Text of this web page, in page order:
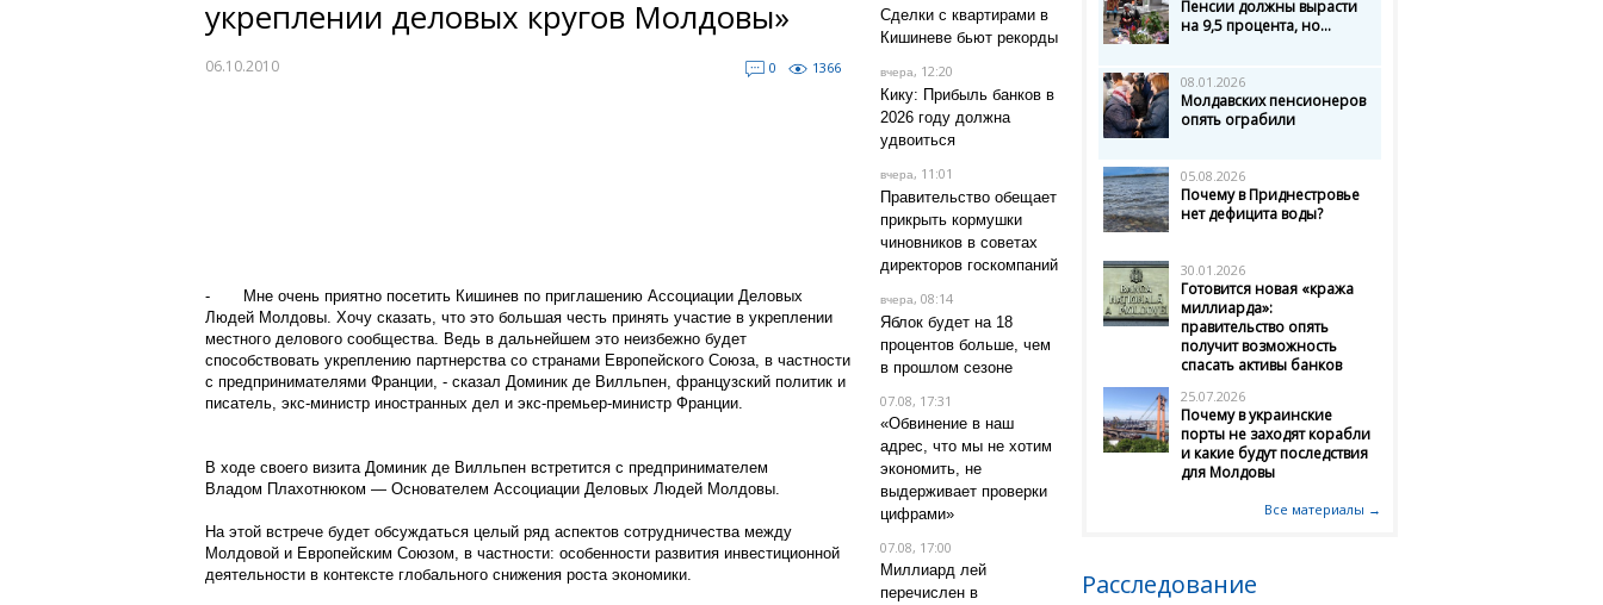
укреплении деловых кругов Молдовы»
06.10.2010 0 1366
-
Мне очень приятно посетить Кишинев по приглашению Ассоциации Деловых
Людей Молдовы. Хочу сказать, что это большая честь принять участие в укреплении
местного делового сообщества. Ведь в дальнейшем это неизбежно будет
способствовать укреплению партнерства со странами Европейского Союза, в частности
с предпринимателями Франции, - сказал Доминик де Вилльпен, французский политик и
писатель, экс-министр иностранных дел и экс-премьер-министр Франции.
В ходе своего визита Доминик де Вилльпен встретится с предпринимателем
Владом Плахотнюком — Основателем Ассоциации Деловых Людей Молдовы.
На этой встрече будет обсуждаться целый ряд аспектов сотрудничества между
Молдовой и Европейским Союзом, в частности: особенности развития инвестиционной
деятельности в контексте глобального снижения роста экономики.
Сделки с квартирами в
Кишиневе бьют рекорды
вчера, 12:20
Кику: Прибыль банков в
2026 году должна
удвоиться
вчера, 11:01
Правительство обещает
прикрыть кормушки
чиновников в советах
директоров госкомпаний
вчера, 08:14
Яблок будет на 18
процентов больше, чем
в прошлом сезоне
07.08, 17:31
«Обвинение в наш
адрес, что мы не хотим
экономить, не
выдерживает проверки
цифрами»
07.08, 17:00
Миллиард лей
перечислен в
Пенсии должны вырасти
на 9,5 процента, но...
08.01.2026
Молдавских пенсионеров
опять ограбили
05.08.2026
Почему в Приднестровье
нет дефицита воды?
30.01.2026
Готовится новая «кража
миллиарда»:
правительство опять
получит возможность
спасать активы банков
25.07.2026
Почему в украинские
порты не заходят корабли
и какие будут последствия
для Молдовы
Все материалы →
Расследование